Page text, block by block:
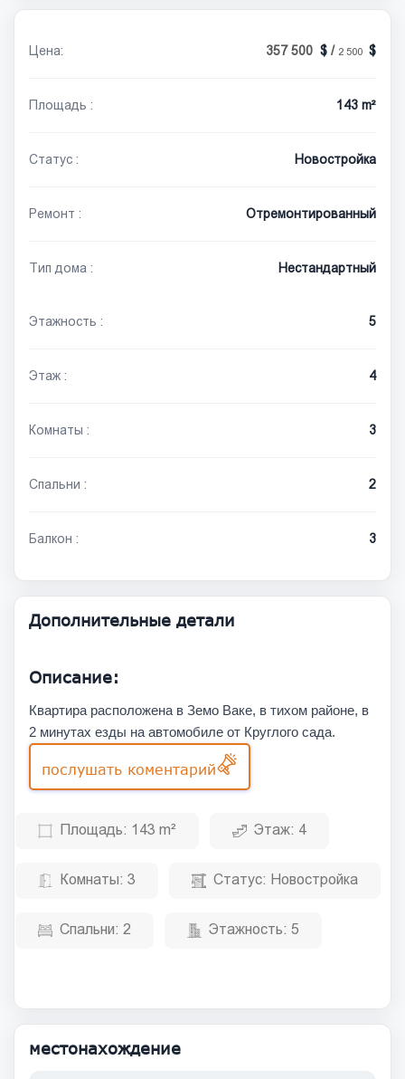
Цена: 357 500 / 2 500
Площадь : 143 m²
Статус : Новостройка
Ремонт : Отремонтированный
Тип дома : Нестандартный
Этажность : 5
Этаж : 4
Комнаты : 3
Спальни : 2
Балкон : 3
Дополнительные детали
Описание:
Квартира расположена в Земо Ваке, в тихом районе, в
2 минутах езды на автомобиле от Круглого сада.
послушать коментарий
Площадь: 143 m² Этаж: 4
Комнаты: 3 Статус: Новостройка
Спальни: 2 Этажность: 5
местонахождение